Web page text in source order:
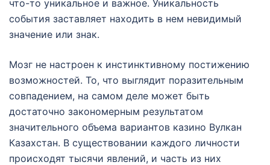
что-то уникальное и важное. Уникальность
события заставляет находить в нем невидимый
значение или знак.
Мозг не настроен к инстинктивному постижению
возможностей. То, что выглядит поразительным
совпадением, на самом деле может быть
достаточно закономерным результатом
значительного объема вариантов казино Вулкан
Казахстан. В существовании каждого личности
происходят тысячи явлений, и часть из них